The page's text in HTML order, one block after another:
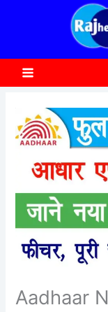
Aadhaar
c